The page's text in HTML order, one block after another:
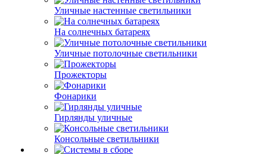
Уличные настенные светильники
На солнечных батареях
Уличные потолочные светильники
Прожекторы
Фонарики
Гирлянды уличные
Консольные светильники